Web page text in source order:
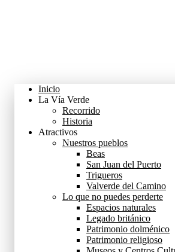
Inicio
La Vía Verde
Recorrido
Historia
Atractivos
Nuestros pueblos
Beas
San Juan del Puerto
Trigueros
Valverde del Camino
Lo que no puedes perderte
Espacios naturales
Legado británico
Patrimonio dolménico
Patrimonio religioso